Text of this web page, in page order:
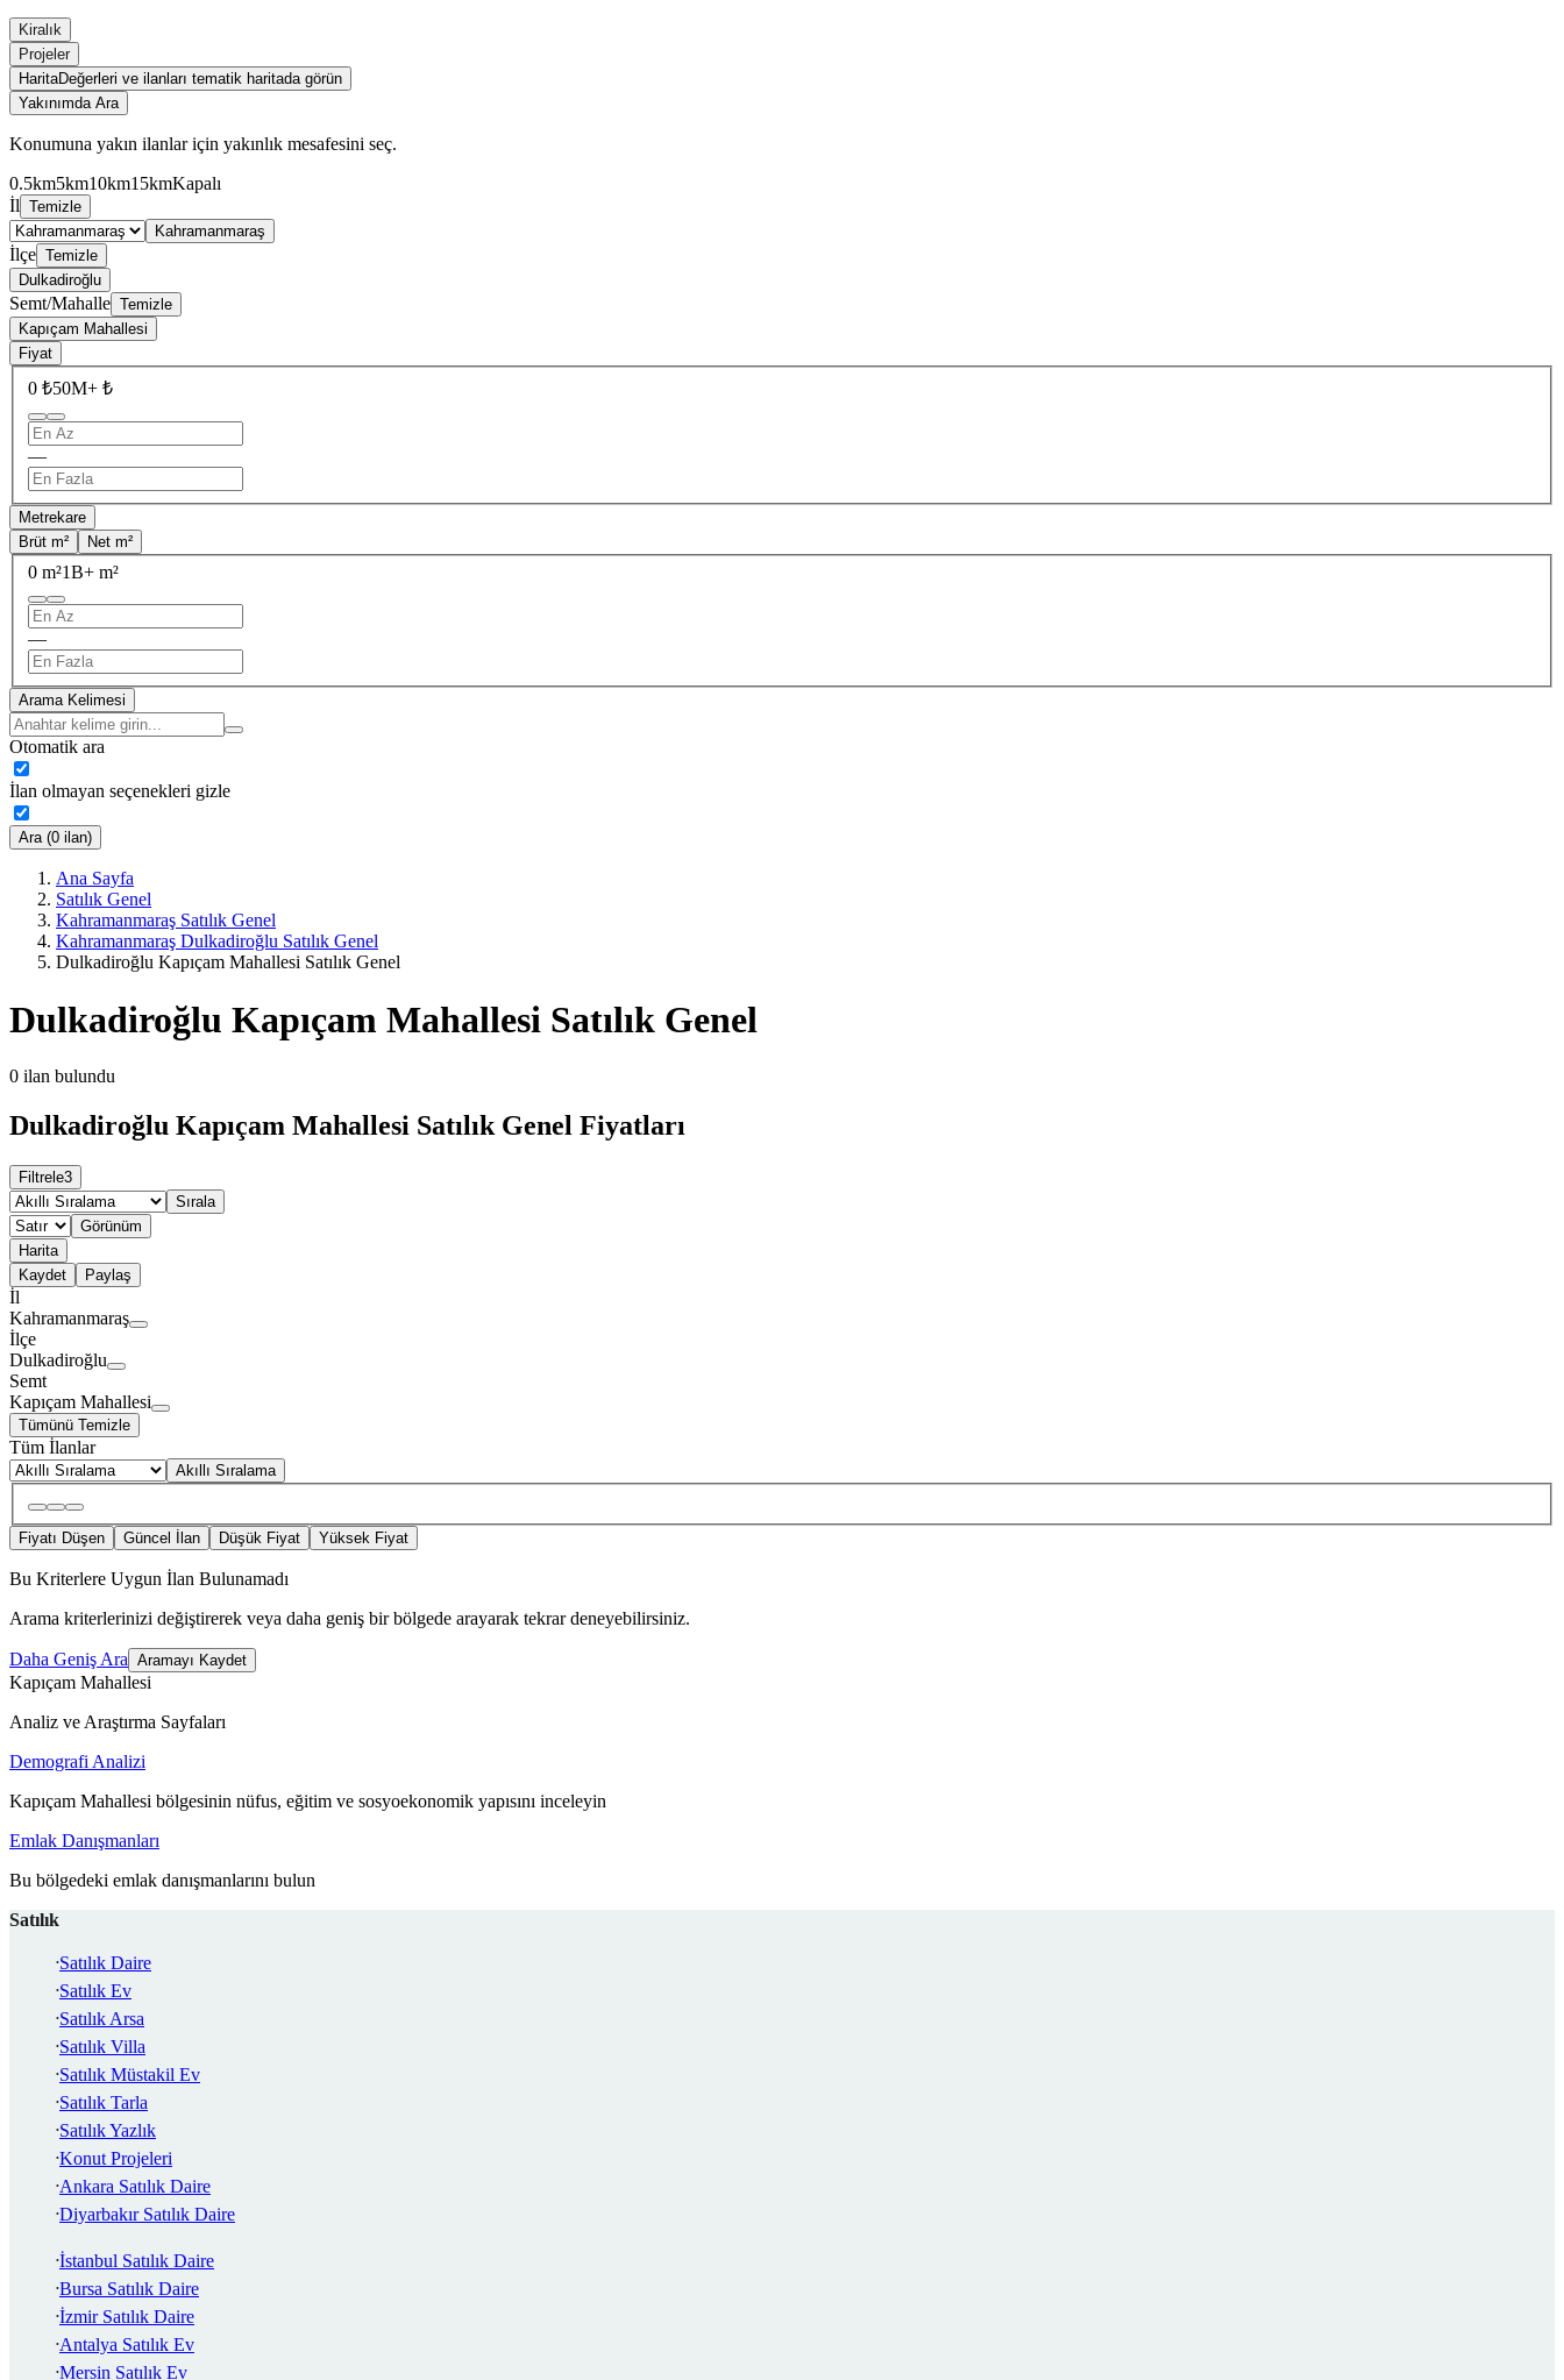
Kiralık
Projeler
HaritaDeğerleri ve ilanları tematik haritada görün
Yakınımda Ara
Konumuna yakın ilanlar için yakınlık mesafesini seç.
0.5km5km10km15kmKapalı
İl Temizle
Kahramanmaraş
İlçe Temizle
Dulkadiroğlu
Semt/Mahalle Temizle
Kapıçam Mahallesi
Fiyat
0 ₺50M+ ₺
—
Metrekare
Brüt m²
Net m²
0 m²1B+ m²
—
Arama Kelimesi
Otomatik ara
İlan olmayan seçenekleri gizle
Ara (0 ilan)
Ana Sayfa
Satılık Genel
Kahramanmaraş Satılık Genel
Kahramanmaraş Dulkadiroğlu Satılık Genel
Dulkadiroğlu Kapıçam Mahallesi Satılık Genel
Dulkadiroğlu Kapıçam Mahallesi Satılık Genel
0 ilan bulundu
Dulkadiroğlu Kapıçam Mahallesi Satılık Genel Fiyatları
Filtrele3
Sırala
Görünüm
Harita
Kaydet
Paylaş
İl
Kahramanmaraş
İlçe
Dulkadiroğlu
Semt
Kapıçam Mahallesi
Tümünü Temizle
Tüm İlanlar
Akıllı Sıralama
Fiyatı Düşen Güncel İlan Düşük Fiyat Yüksek Fiyat
Bu Kriterlere Uygun İlan Bulunamadı
Arama kriterlerinizi değiştirerek veya daha geniş bir bölgede arayarak tekrar deneyebilirsiniz.
Daha Geniş Ara Aramayı Kaydet
Kapıçam Mahallesi
Analiz ve Araştırma Sayfaları
Demografi Analizi
Kapıçam Mahallesi bölgesinin nüfus, eğitim ve sosyoekonomik yapısını inceleyin
Emlak Danışmanları
Bu bölgedeki emlak danışmanlarını bulun
Satılık
Satılık Daire
Satılık Ev
Satılık Arsa
Satılık Villa
Satılık Müstakil Ev
Satılık Tarla
Satılık Yazlık
Konut Projeleri
Ankara Satılık Daire
Diyarbakır Satılık Daire
İstanbul Satılık Daire
Bursa Satılık Daire
İzmir Satılık Daire
Antalya Satılık Ev
Mersin Satılık Ev